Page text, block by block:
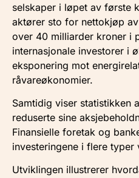
selskaper i løpet av første
aktører sto for nettokjøp
over 40 milliarder kroner i
internasjonale investorer i
eksponering mot
råvareøkonomier.
Samtidig viser statistikken
reduserte sine
Finansielle foretak og
investeringene i flere typer
Utviklingen illustrerer